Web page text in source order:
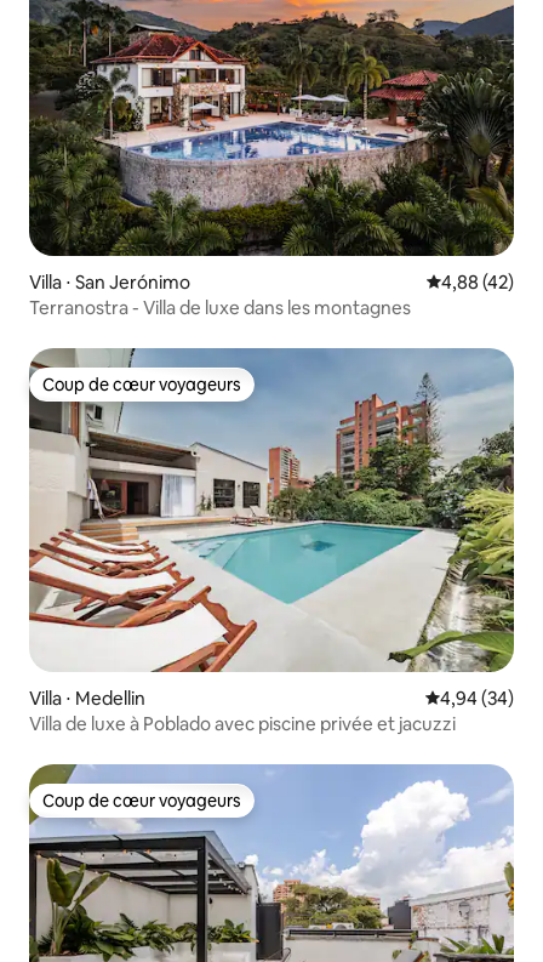
Villa ⋅ San Jerónimo Évaluation
4,88 (42)
Terranostra - Villa de luxe dans les montagnes
Coup de cœur voyageurs
Coup de cœur voyageurs
Villa ⋅ Medellin Évaluation
4,94 (34)
Villa de luxe à Poblado avec piscine privée et jacuzzi
Coup de cœur voyageurs
Coup de cœur voyageurs